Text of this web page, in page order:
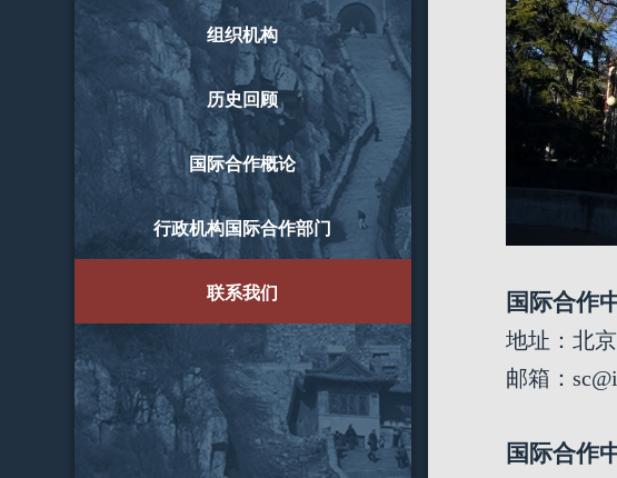
组织机构
历史回顾
国际合作概论
行政机构国际合作部门
联系我们 国际合作
地址：北
邮箱：
国际合作